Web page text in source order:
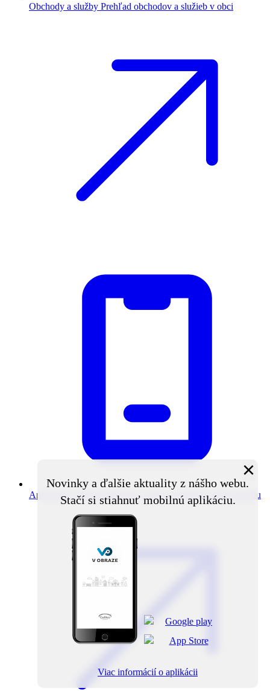
Obchody a služby Prehľad obchodov a služieb v obci
Aplikácia V obraze Novinky z obce priamo do vášho mobilu
Novinky a ďalšie aktuality z nášho webu.
Stačí si stiahnuť mobilnú aplikáciu.
×
Viac informácií o aplikácii